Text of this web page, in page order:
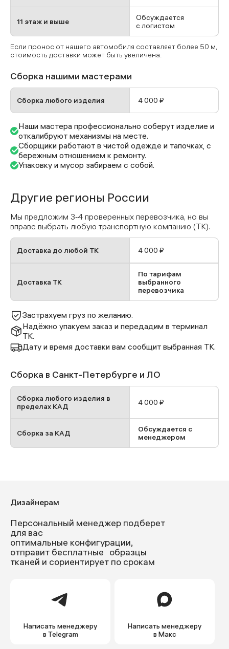
11 этаж и выше
Обсуждается
с логистом
Если пронос от нашего автомобиля составляет более 50 м,
стоимость доставки может быть увеличена.
Сборка нашими мастерами
Сборка любого изделия 4 000 ₽
Наши мастера профессионально соберут изделие и
откалибруют механизмы на месте.
Сборщики работают в чистой одежде и тапочках, с
бережным отношением к ремонту.
Упаковку и мусор забираем с собой.
Другие регионы России
Мы предложим 3‑4 проверенных перевозчика, но вы
вправе выбрать любую транспортную компанию (ТК).
Доставка до любой ТК 4 000 ₽
Доставка ТК
По тарифам
выбранного
перевозчика
Застрахуем груз по желанию.
Надёжно упакуем заказ и передадим в терминал
ТК.
Дату и время доставки вам сообщит выбранная ТК.
Сборка в Санкт-Петербурге и ЛО
Сборка любого изделия в
пределах КАД
4 000 ₽
Сборка за КАД
Обсуждается с
менеджером
Дизайнерам
Персональный менеджер подберет
для вас
оптимальные конфигурации,
отправит бесплатные образцы
тканей и сориентирует по срокам
Написать менеджеру
в Telegram
Написать менеджеру
в Макс